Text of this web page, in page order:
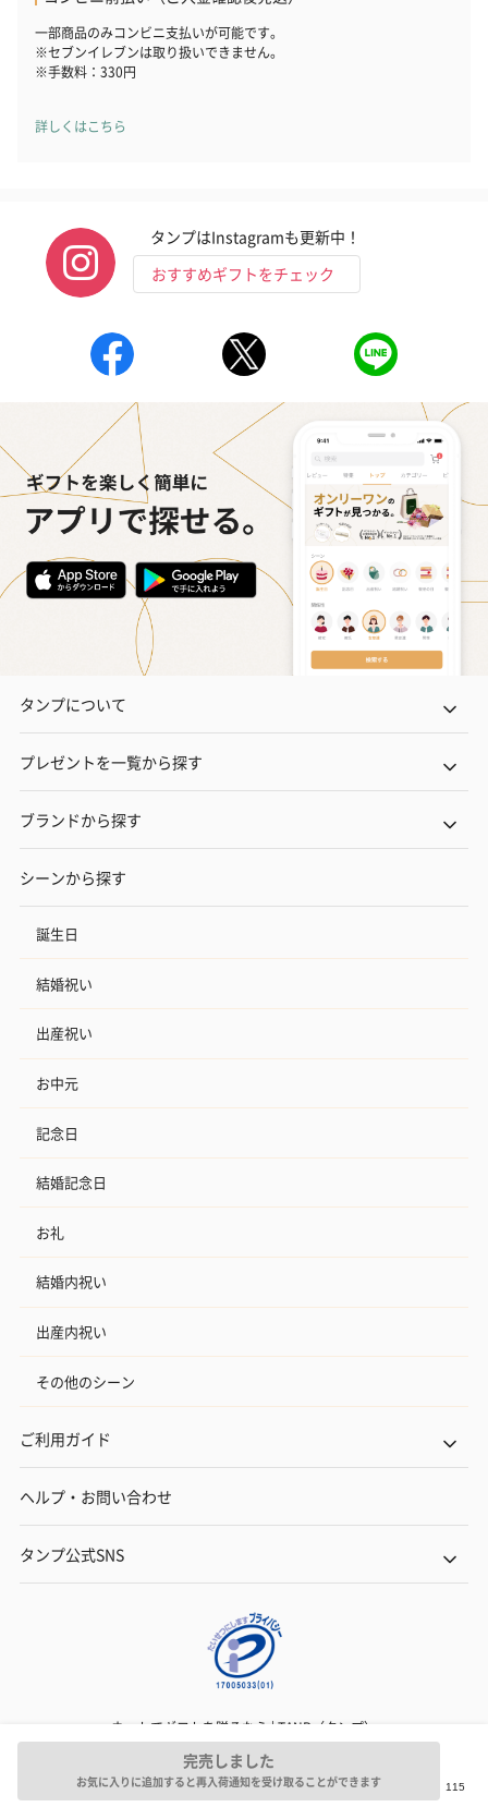
完売しました
お気に入りに追加すると再入荷通知を受け取ることができます
一部商品のみコンビニ支払いが可能です。
※セブンイレブンは取り扱いできません。
※手数料：330円
詳しくはこちら
タンプはInstagramも更新中！
おすすめギフトをチェック
タンプについて
プレゼントを一覧から探す
ブランドから探す
シーンから探す
誕生日
結婚祝い
出産祝い
お中元
記念日
結婚記念日
お礼
結婚内祝い
出産内祝い
その他のシーン
ご利用ガイド
ヘルプ・お問い合わせ
タンプ公式SNS
ネットでギフトを贈るなら | TANP（タンプ）
Copyright© TANP Inc.